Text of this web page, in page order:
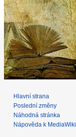
Hlavní strana
Poslední změny
Náhodná stránka
Nápověda k MediaWiki